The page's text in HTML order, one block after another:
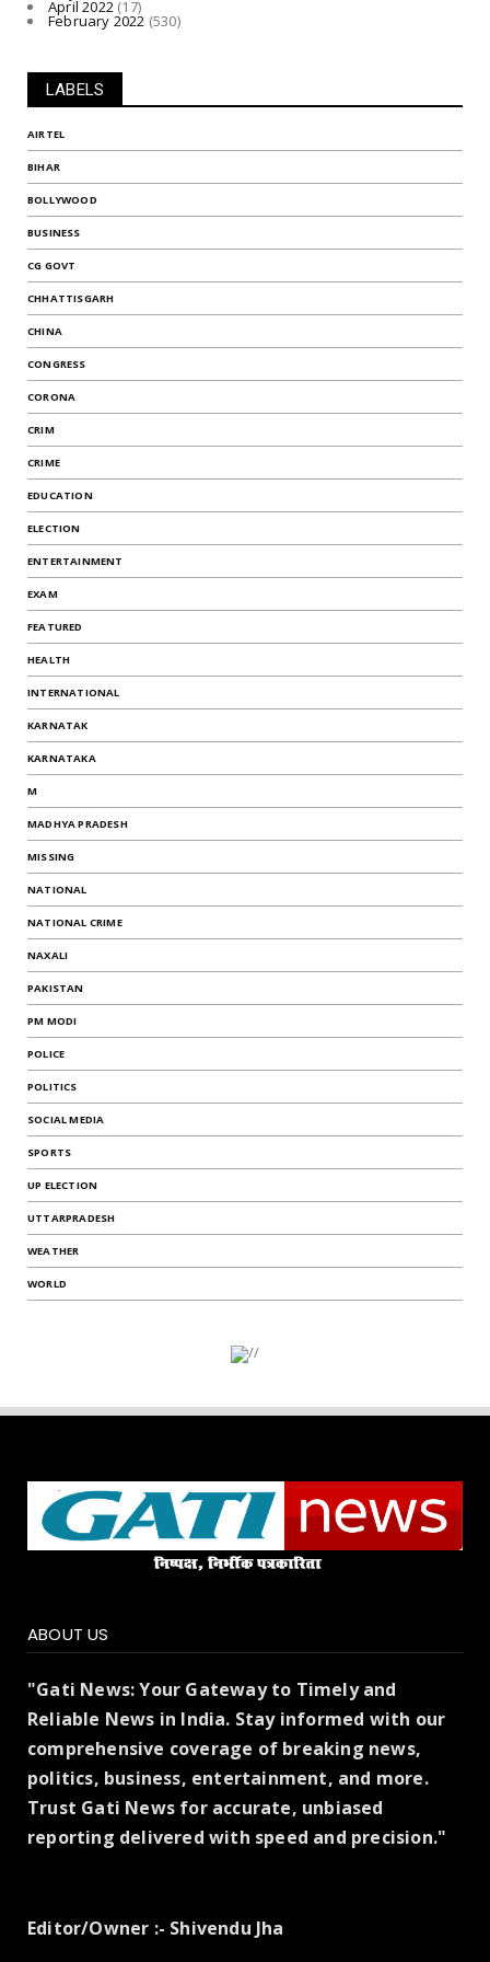
April 2022 (17)
February 2022 (530)
LABELS
AIRTEL
BIHAR
BOLLYWOOD
BUSINESS
CG GOVT
CHHATTISGARH
CHINA
CONGRESS
CORONA
CRIM
CRIME
EDUCATION
ELECTION
ENTERTAINMENT
EXAM
FEATURED
HEALTH
INTERNATIONAL
KARNATAK
KARNATAKA
M
MADHYA PRADESH
MISSING
NATIONAL
NATIONAL CRIME
NAXALI
PAKISTAN
PM MODI
POLICE
POLITICS
SOCIAL MEDIA
SPORTS
UP ELECTION
UTTARPRADESH
WEATHER
WORLD
ABOUT US
"Gati News: Your Gateway to Timely and
Reliable News in India. Stay informed with our
comprehensive coverage of breaking news,
politics, business, entertainment, and more.
Trust Gati News for accurate, unbiased
reporting delivered with speed and precision."
Editor/Owner :- Shivendu Jha